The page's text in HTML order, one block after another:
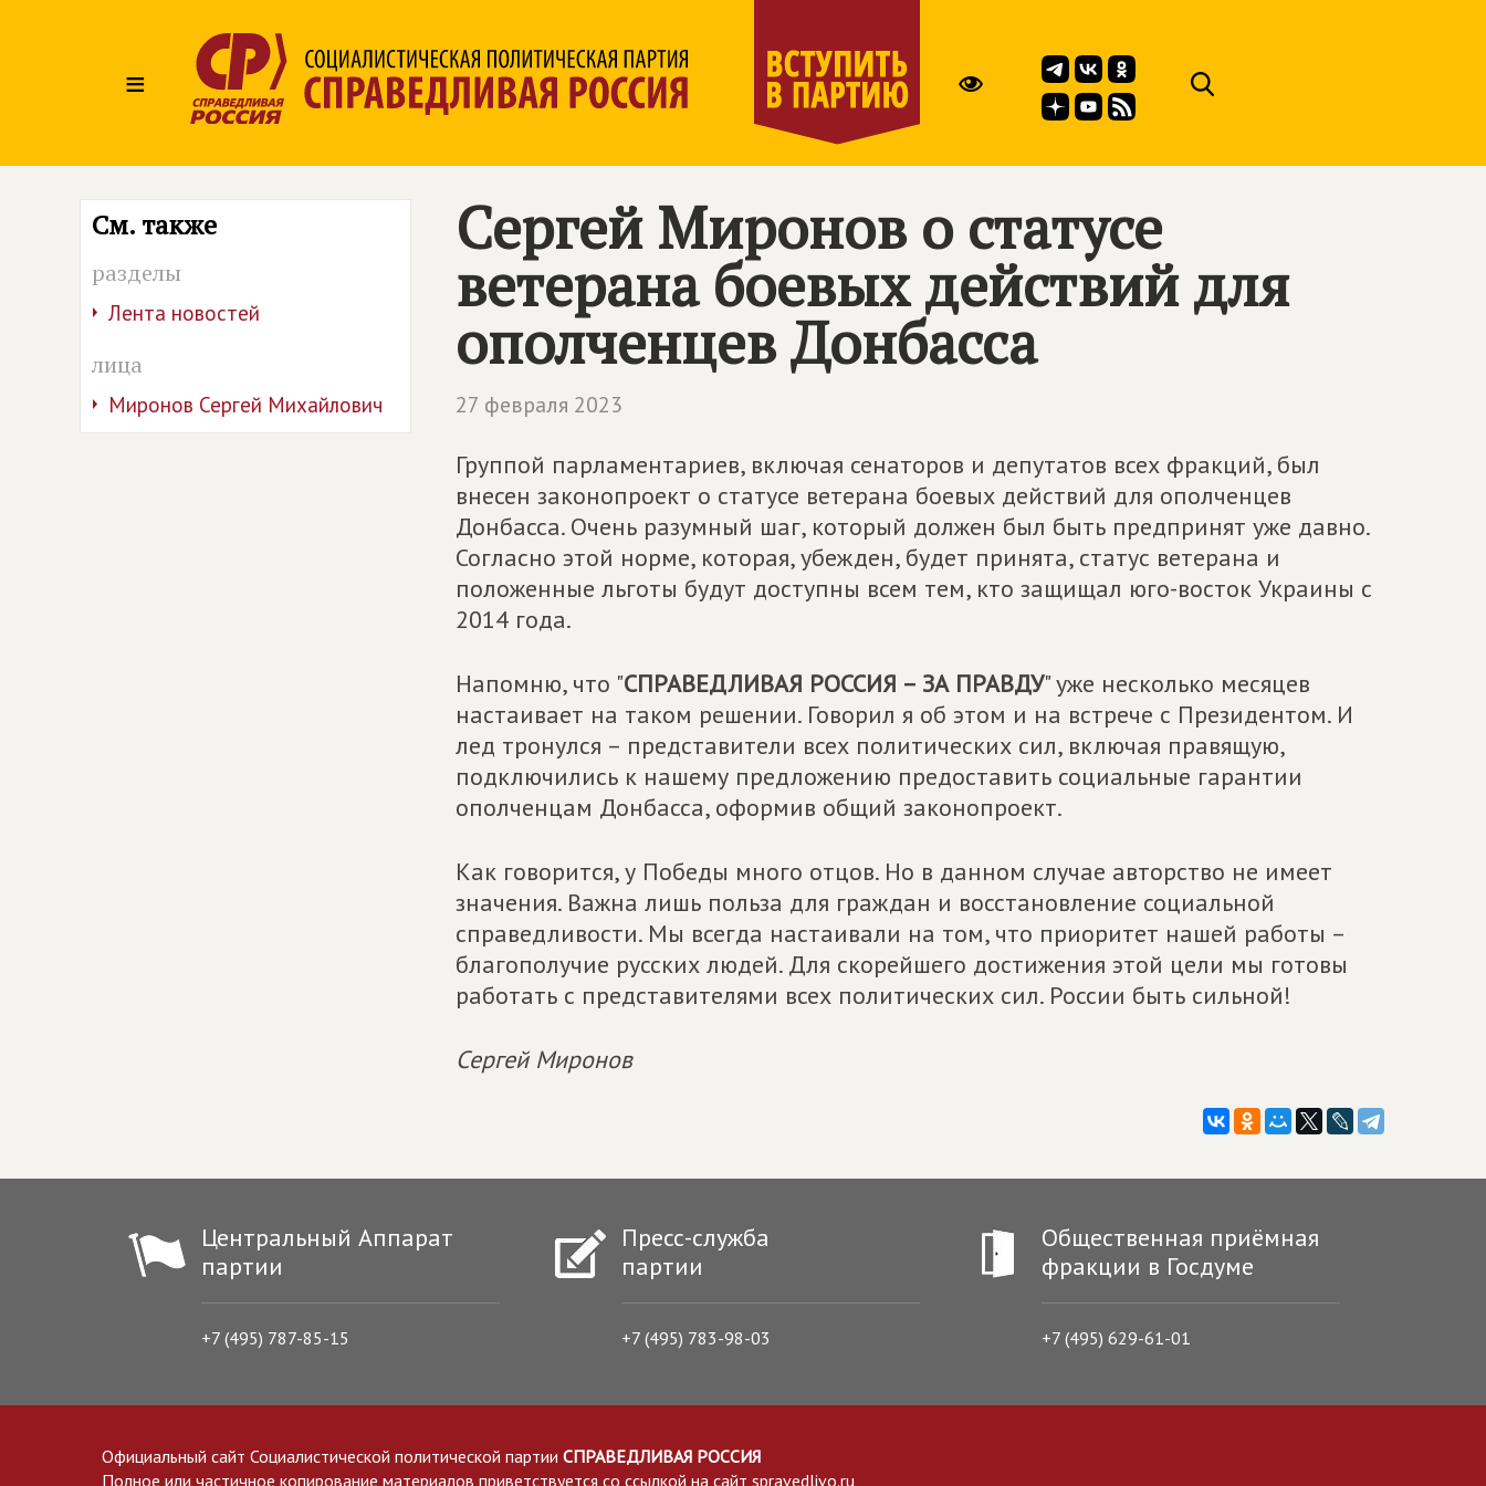
≡
См. также
разделы
Лента новостей
лица
Миронов Сергей Михайлович
Сергей Миронов о статусе
ветерана боевых действий для
ополченцев Донбасса
27 февраля 2023
Группой парламентариев, включая сенаторов и депутатов всех фракций, был
внесен законопроект о статусе ветерана боевых действий для ополченцев
Донбасса. Очень разумный шаг, который должен был быть предпринят уже давно.
Согласно этой норме, которая, убежден, будет принята, статус ветерана и
положенные льготы будут доступны всем тем, кто защищал юго-восток Украины с
2014 года.
Напомню, что "СПРАВЕДЛИВАЯ РОССИЯ – ЗА ПРАВДУ" уже несколько месяцев
настаивает на таком решении. Говорил я об этом и на встрече с Президентом. И
лед тронулся – представители всех политических сил, включая правящую,
подключились к нашему предложению предоставить социальные гарантии
ополченцам Донбасса, оформив общий законопроект.
Как говорится, у Победы много отцов. Но в данном случае авторство не имеет
значения. Важна лишь польза для граждан и восстановление социальной
справедливости. Мы всегда настаивали на том, что приоритет нашей работы –
благополучие русских людей. Для скорейшего достижения этой цели мы готовы
работать с представителями всех политических сил. России быть сильной!
Сергей Миронов
Центральный Аппарат
партии
+7 (495) 787-85-15
Пресс-служба
партии
+7 (495) 783-98-03
Общественная приёмная
фракции в Госдуме
+7 (495) 629-61-01
Официальный сайт Социалистической политической партии СПРАВЕДЛИВАЯ РОССИЯ
Полное или частичное копирование материалов приветствуется со ссылкой на сайт spravedlivo.ru